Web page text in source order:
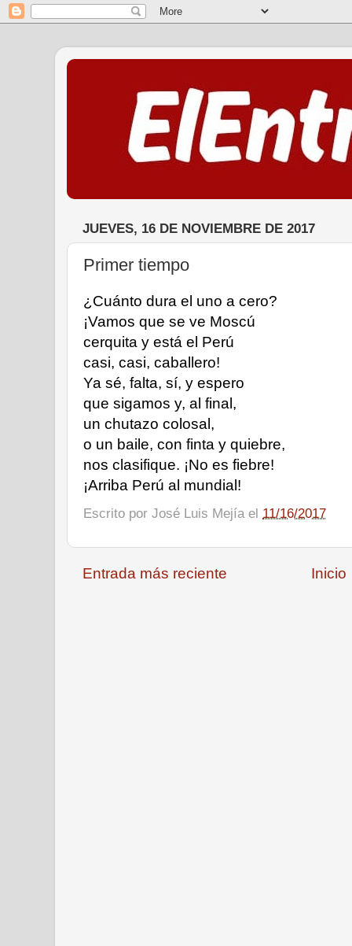
JUEVES, 16 DE NOVIEMBRE DE 2017
Primer tiempo
¿Cuánto dura el uno a cero?
¡Vamos que se ve Moscú
cerquita y está el Perú
casi, casi, caballero!
Ya sé, falta, sí, y espero
que sigamos y, al final,
un chutazo colosal,
o un baile, con finta y quiebre,
nos clasifique. ¡No es fiebre!
¡Arriba Perú al mundial!
Escrito por José Luis Mejía el 11/16/2017
Entrada más reciente Inicio